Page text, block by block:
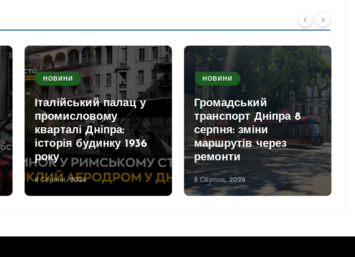
НОВИНИ
Італійський палац у
промисловому
кварталі Дніпра:
історія будинку 1936
року
8 Серпня, 2026
НОВИНИ
Громадський
транспорт Дніпра 8
серпня: зміни
маршрутів через
ремонти
8 Серпня, 2026